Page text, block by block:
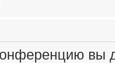
вы